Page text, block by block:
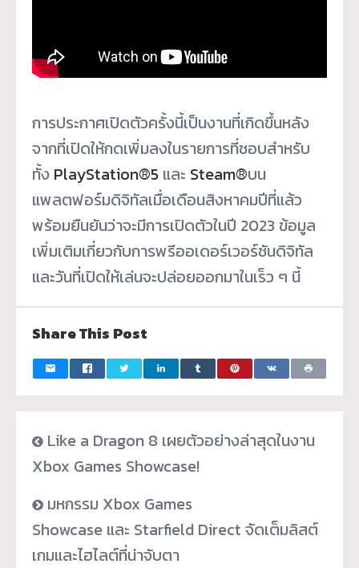
การประกาศเปิดตัวครั้งนี้เป็นงานที่เกิดขึ้นหลัง
จากที่เปิดให้กดเพิ่มลงในรายการที่ชอบสำหรับ
ทั้ง PlayStation®5 และ Steam®บน
แพลตฟอร์มดิจิทัลเมื่อเดือนสิงหาคมปีที่แล้ว
พร้อมยืนยันว่าจะมีการเปิดตัวในปี 2023 ข้อมูล
เพิ่มเติมเกี่ยวกับการพรีออเดอร์เวอร์ชันดิจิทัล
และวันที่เปิดให้เล่นจะปล่อยออกมาในเร็ว ๆ นี้
Share This Post
Like a Dragon 8 เผยตัวอย่างล่าสุดในงาน
Xbox Games Showcase!
มหกรรม Xbox Games
Showcase และ Starfield Direct จัดเต็มลิสต์
เกมและไฮไลต์ที่น่าจับตา